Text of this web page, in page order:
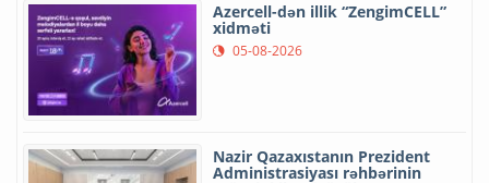
Azercell-dən illik “ZengimCELL”
xidməti
05-08-2026
Nazir Qazaxıstanın Prezident
Administrasiyası rəhbərinin